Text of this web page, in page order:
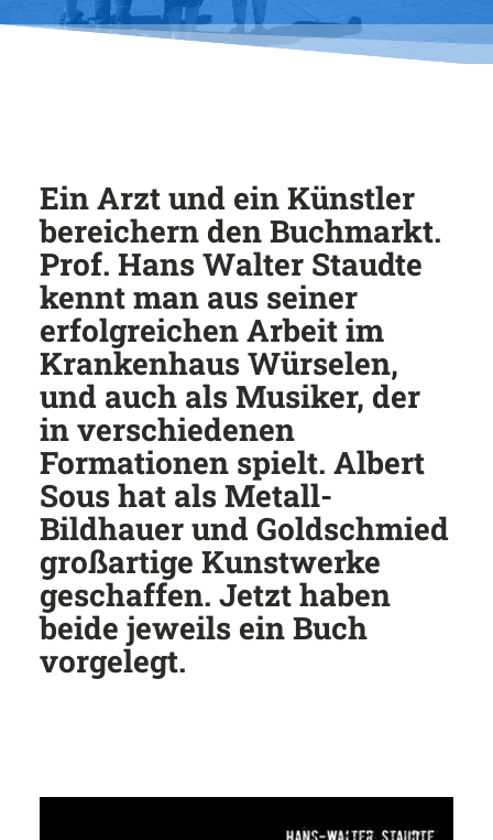
Ein Arzt und ein Künstler
bereichern den Buchmarkt.
Prof. Hans Walter Staudte
kennt man aus seiner
erfolgreichen Arbeit im
Krankenhaus Würselen,
und auch als Musiker, der
in verschiedenen
Formationen spielt. Albert
Sous hat als Metall-
Bildhauer und Goldschmied
großartige Kunstwerke
geschaffen. Jetzt haben
beide jeweils ein Buch
vorgelegt.